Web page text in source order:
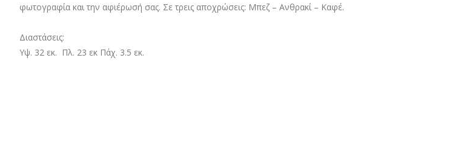
φωτογραφία και την αφιέρωσή σας. Σε τρεις αποχρώσεις: Μπεζ – Ανθρακί – Καφέ.
Διαστάσεις:
Υψ. 32 εκ. Πλ. 23 εκ Πάχ. 3.5 εκ.